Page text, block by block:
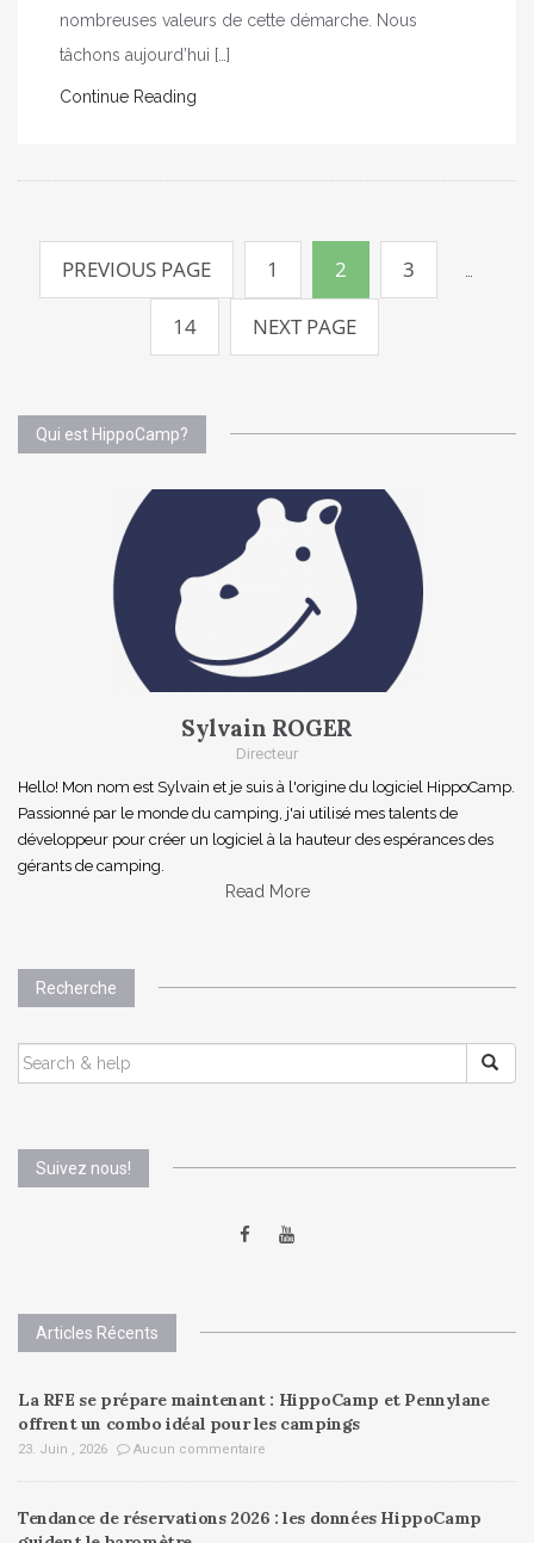
nombreuses valeurs de cette démarche. Nous
tâchons aujourd’hui […]
Continue Reading
Pagination
des
publications
PREVIOUS PAGE 1 2 3
14 NEXT PAGE
Qui est HippoCamp?
Sylvain ROGER
Directeur
Hello! Mon nom est Sylvain et je suis à l'origine du logiciel HippoCamp.
Passionné par le monde du camping, j'ai utilisé mes talents de
développeur pour créer un logiciel à la hauteur des espérances des
gérants de camping.
Read More
Recherche
SEARCH
FOR:
Suivez nous!
Articles Récents
La RFE se prépare maintenant : HippoCamp et Pennylane
offrent un combo idéal pour les campings
23. Juin , 2026 Aucun commentaire
Tendance de réservations 2026 : les données HippoCamp